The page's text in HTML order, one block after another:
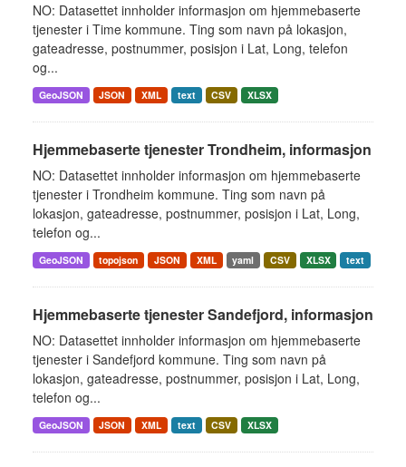
NO: Datasettet innholder informasjon om hjemmebaserte
tjenester i Time kommune. Ting som navn på lokasjon,
gateadresse, postnummer, posisjon i Lat, Long, telefon
og...
GeoJSON JSON XML text CSV XLSX
Hjemmebaserte tjenester Trondheim, informasjon
NO: Datasettet innholder informasjon om hjemmebaserte
tjenester i Trondheim kommune. Ting som navn på
lokasjon, gateadresse, postnummer, posisjon i Lat, Long,
telefon og...
GeoJSON topojson JSON XML yaml CSV XLSX text
Hjemmebaserte tjenester Sandefjord, informasjon
NO: Datasettet innholder informasjon om hjemmebaserte
tjenester i Sandefjord kommune. Ting som navn på
lokasjon, gateadresse, postnummer, posisjon i Lat, Long,
telefon og...
GeoJSON JSON XML text CSV XLSX